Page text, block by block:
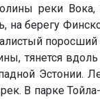
реки
на берегу
тянется
Эстонии.
В парке